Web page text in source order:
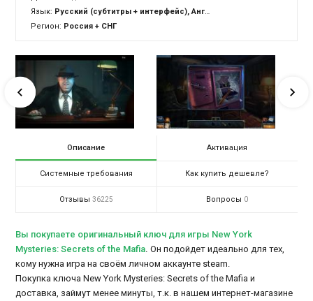
Язык: Русский (субтитры + интерфейс), Английский (озвучка + субтитры + интерфейс)
Регион: Россия + СНГ
Описание Активация
Системные требования Как купить дешевле?
Отзывы 36225 Вопросы 0
Вы покупаете оригинальный ключ для игры New York
Mysteries: Secrets of the Mafia. Он подойдет идеально для тех,
кому нужна игра на своём личном аккаунте steam.
Покупка ключа New York Mysteries: Secrets of the Mafia и
доставка, займут менее минуты, т.к. в нашем интернет-магазине